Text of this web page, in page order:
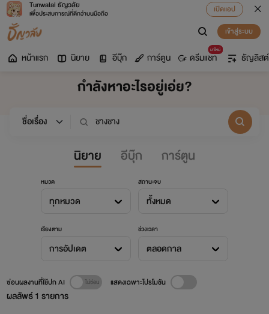
Tunwalai ธัญวลัย
เพื่อประสบการณ์ที่ดีกว่าบนมือถือ
เปิดแอป
เข้าสู่ระบบ
หน้าแรก นิยาย อีบุ๊ก การ์ตูน
มาใหม่
ดรีมแชท ธัญลิสต์
กำลังหาอะไรอยู่เอ่ย?
นิยาย อีบุ๊ก การ์ตูน
หมวด
ทุกหมวด
สถานะจบ
ทั้งหมด
เรียงตาม
การอัปเดต
ช่วงเวลา
ตลอดกาล
ผลลัพธ์1 รายการ
ซ่อนผลงานที่ใช้ปก AI แสดงเฉพาะโปรโมชัน